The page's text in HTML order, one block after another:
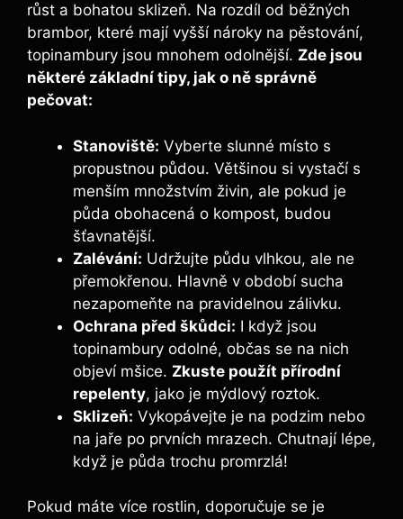
růst a bohatou sklizeň. Na rozdíl od běžných
brambor, které mají vyšší nároky na pěstování,
topinambury jsou mnohem odolnější. Zde jsou
některé základní tipy, jak o ně správně
pečovat:
Stanoviště: Vyberte slunné místo s
propustnou půdou. Většinou si vystačí s
menším množstvím živin, ale pokud je
půda obohacená o kompost, budou
šťavnatější.
Zalévání: Udržujte půdu vlhkou, ale ne
přemokřenou. Hlavně v období sucha
nezapomeňte na pravidelnou zálivku.
Ochrana před škůdci: I když jsou
topinambury odolné, občas se na nich
objeví mšice. Zkuste použít přírodní
repelenty, jako je mýdlový roztok.
Sklizeň: Vykopávejte je na podzim nebo
na jaře po prvních mrazech. Chutnají lépe,
když je půda trochu promrzlá!
Pokud máte více rostlin, doporučuje se je